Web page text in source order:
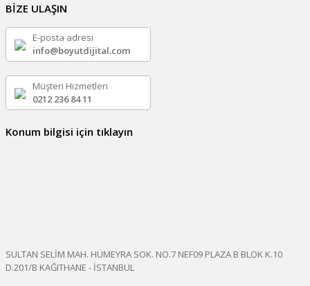
BİZE ULAŞIN
E-posta adresi
info@boyutdijital.com
Müşteri Hizmetleri
0212 236 84 11
Konum bilgisi için tıklayın
SULTAN SELİM MAH. HÜMEYRA SOK. NO.7 NEF09 PLAZA B BLOK K.10
D.201/B KAĞITHANE - İSTANBUL